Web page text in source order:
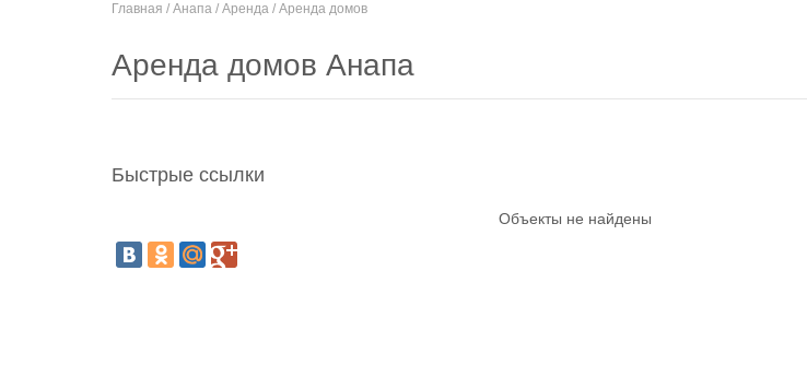
Главная / Анапа / Аренда / Аренда домов
Аренда домов Анапа
Быстрые ссылки
Объекты не найдены